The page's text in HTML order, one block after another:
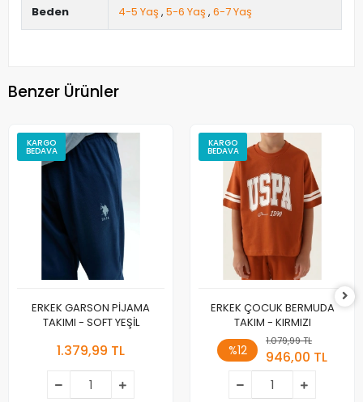
Beden 4-5 Yaş , 5-6 Yaş , 6-7 Yaş
Benzer Ürünler
KARGO
BEDAVA
ERKEK GARSON PİJAMA
TAKIMI - SOFT YEŞİL
1.379,99 TL
KARGO
BEDAVA
ERKEK ÇOCUK BERMUDA
TAKIM - KIRMIZI
%12
1.079,99 TL
946,00 TL